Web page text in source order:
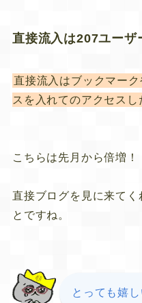
直接流入は207ユーザ
直接流入はブックマー
スを入れてのアクセスし
こちらは先月から倍増！
直接ブログを見に来てく
とですね。
とっても嬉